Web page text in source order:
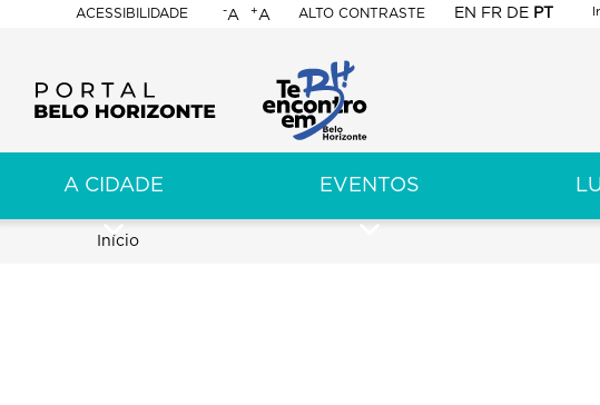
ACESSIBILIDADE
BELO
HORIZONTE
-A +A ALTO CONTRASTE EN FR DE PT
A CIDADE EVENTOS
Trilha
Início